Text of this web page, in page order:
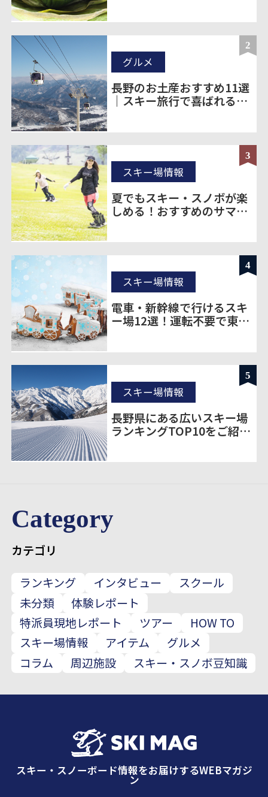
2
長野のお土産おすすめ11選
｜スキー旅行で喜ばれる定
グルメ
3
夏でもスキー・スノボが楽
しめる！おすすめのサマー
スキー場情報
4
電車・新幹線で行けるスキ
ー場12選！運転不要で東京
スキー場情報
5
長野県にある広いスキー場
ランキングTOP10をご紹
スキー場情報
Category
カテゴリ
ランキング
インタビュー
スクール
未分類
体験レポート
特派員現地レポート
ツアー
HOW TO
スキー場情報
アイテム
グルメ
コラム
周辺施設 スキー・スノボ豆知識
スキー・スノーボード情報をお届けするWEBマガジ
ン